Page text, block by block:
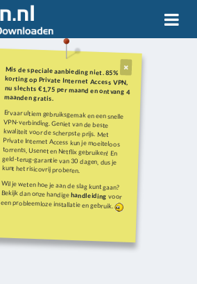
Mis de speciale aanbieding niet. 85%
korting op Private Internet Access VPN,
nu slechts €1,75 per maand en ontvang 4
maanden gratis.
Ervaar ultiem gebruiksgemak en een snelle
VPN-verbinding. Geniet van de beste
kwaliteit voor de scherpste prijs. Met
Private Internet Access kun je moeiteloos
torrents, Usenet en Netflix gebruiken! En
geld-terug-garantie van 30 dagen, dus je
kunt het risicovrij proberen.
Wil je weten hoe je aan de slag kunt gaan?
Bekijk dan onze handigehandleiding voor
een probleemloze installatie en gebruik.